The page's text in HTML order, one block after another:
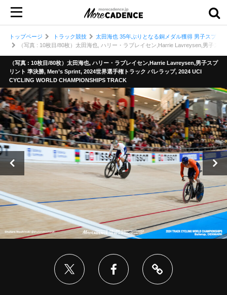
トップページ トラック競技
太田海也 35年ぶりとなる銅メダル獲得 男子スプリ
（写真 : 10枚目/80枚）太田海也, ハリー・ラブレイセン,Harrie Lavreysen,男子ス
（写真 : 10枚目/80枚）太田海也, ハリー・ラブレイセン,Harrie Lavreysen,男子スプ
リント 準決勝, Men’s Sprint, 2024世界選手権トラック バレラップ, 2024 UCI
CYCLING WORLD CHAMPIONSHIPS TRACK